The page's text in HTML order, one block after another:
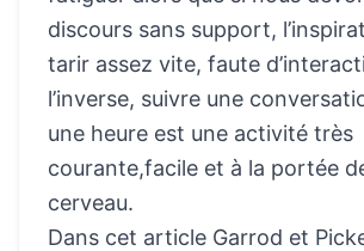
discours sans support,
tarir assez vite, faute
l’inverse, suivre une
une heure est une activité très
courante,facile et à la portée
cerveau.
Dans cet article Garrod et